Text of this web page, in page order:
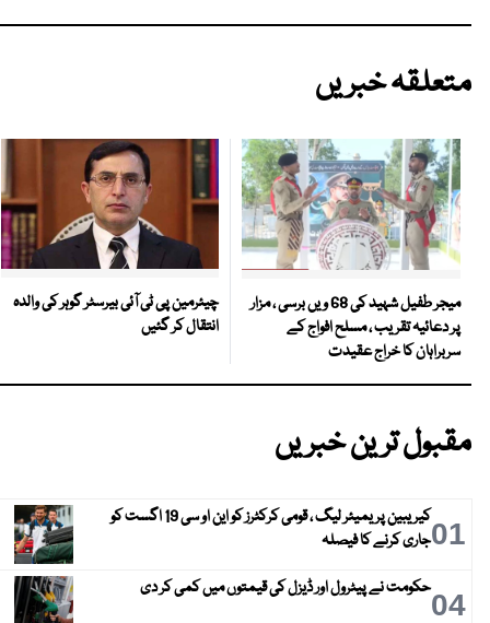
متعلقہ خبریں
میجر طفیل شہید کی 68 ویں برسی ، مزار
پر دعائیہ تقریب ، مسلح افواج کے
سربراہان کا خراج عقیدت
چیئرمین پی ٹی آئی بیرسٹر گوہر کی والدہ
انتقال کر گئیں
مقبول ترین خبریں
01
کیریبین پریمیئر لیگ ، قومی کرکٹرز کو این او سی 19 اگست کو
جاری کرنے کا فیصلہ
04حکومت نے پیٹرول اور ڈیزل کی قیمتوں میں کمی کر دی